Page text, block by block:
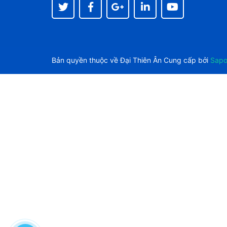
Bản quyền thuộc vềĐại Thiên Ân Cung cấp bởi Sapo